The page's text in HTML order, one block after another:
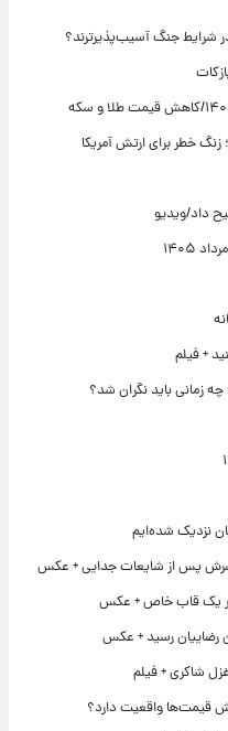
شرایط جنگ آسیب‌پذیرترند؟
خطر برای ارتش آمریکا
داد/ویدیو
+ فیلم
زمانی باید نگران شد؟
نزدیک شده‌ایم
پس از شایعات جدایی + عکس
در یک قاب خاص + عکس
شاکری + فیلم
قیمت‌ها واقعیت دارد؟